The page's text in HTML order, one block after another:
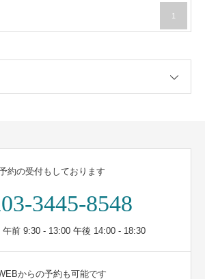
1
約の受付もしております
03-3445-8548
前 9:30 - 13:00 午後 14:00 - 18:30
からの予約も可能です